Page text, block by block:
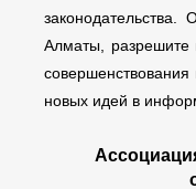
Алматы, разрешите
новых идей в